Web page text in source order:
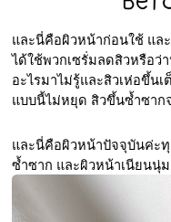
และนี่คือผิวหน้าก่อนใช้ แล
ได้ใช้พวกเซรั่มลดสิวหรือว่
อะไรมาไม่รู้และสิวเห่อขึ้น
แบบนี้ไม่หยุด สิวขึ้นซ้ำซาก
และนี่คือผิวหน้าปัจจุบันค่ะ
ซ้ำซาก และผิวหน้าเนียนนุ่